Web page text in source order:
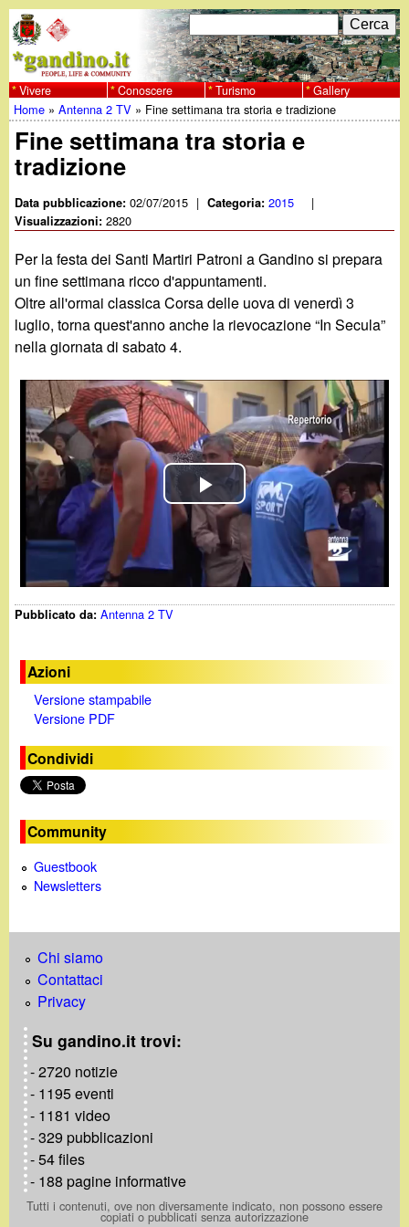
al
contenuto
principale
w
w
w
.
g
a
d
n
o
i
F
o
r
m
i
r
i
c
r
c
a
C
e
r
c
a
Vivere Conoscere Turismo Gallery
Tu
sei
qui
Home »Antenna 2 TV » Fine settimana tra storia e tradizione
Fine settimana tra storia e
tradizione
Data pubblicazione:02/07/2015 | Categoria:2015 |
Visualizzazioni:2820
Per la festa dei Santi Martiri Patroni a Gandino si prepara
un fine settimana ricco d'appuntamenti.
Oltre all'ormai classica Corsa delle uova di venerdì 3
luglio, torna quest'anno anche la rievocazione “In Secula”
nella giornata di sabato 4.
P
l
a
V
d
Pubblicato da:Antenna 2 TV
Azioni
Versione stampabile
Versione PDF
Condividi
Community
Guestbook
Newsletters
Chi siamo
Contattaci
Privacy
Su gandino.it trovi:
- 2720 notizie
- 1195 eventi
- 1181 video
- 329 pubblicazioni
- 54 files
- 188 pagine informative
Tutti i contenuti, ove non diversamente indicato, non possono essere
copiati o pubblicati senza autorizzazione